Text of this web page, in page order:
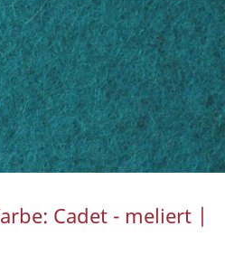
Cadet - meliert |